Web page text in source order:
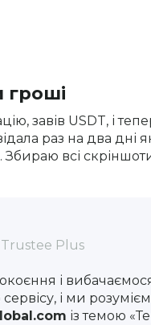
гроші
завів USDT, і
раз на два
всі
Plus
і
і ми
із темою